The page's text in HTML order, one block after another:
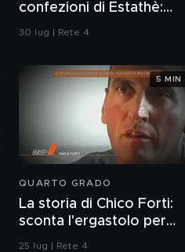
confezioni di Estathè:
ecco cosa abbiamo
30 lug | Rete 4
QUARTO GRADO
La storia di Chico Forti:
sconta l'ergastolo per
omicidio
25 lug | Rete 4
5 MIN